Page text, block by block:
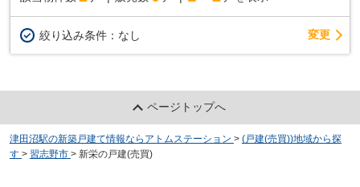
絞り込み条件： なし 変更
ページトップへ
津田沼駅の新築戸建て情報ならアトムステーション > (戸建(売買))地域から探
す > 習志野市 > 新栄の戸建(売買)